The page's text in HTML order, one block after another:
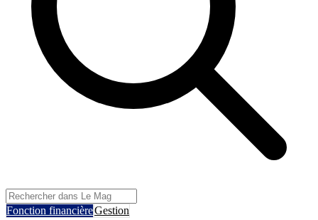
Fonction financièreGestion